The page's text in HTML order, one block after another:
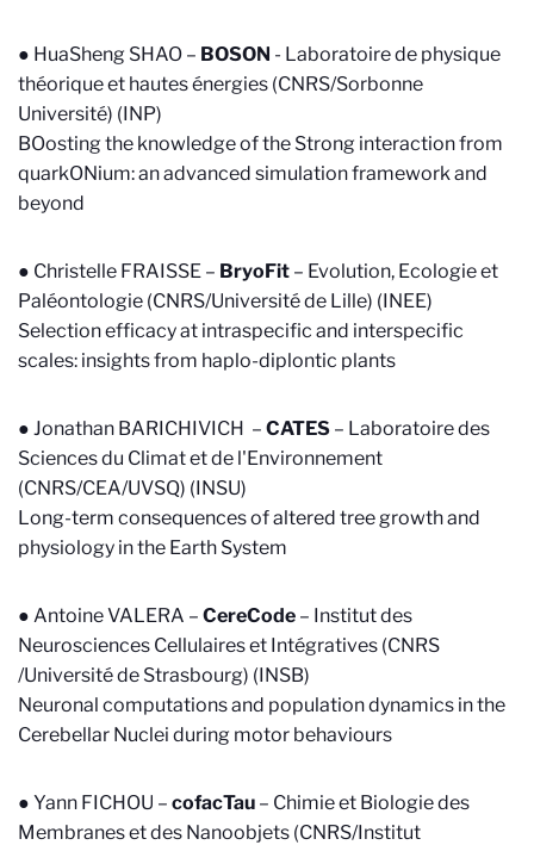
● HuaSheng SHAO – BOSON - Laboratoire de physique
théorique et hautes énergies (CNRS/Sorbonne
Université) (INP)
BOosting the knowledge of the Strong interaction from
quarkONium: an advanced simulation framework and
beyond
● Christelle FRAISSE – BryoFit – Evolution, Ecologie et
Paléontologie (CNRS/Université de Lille) (INEE)
Selection efficacy at intraspecific and interspecific
scales: insights from haplo-diplontic plants
● Jonathan BARICHIVICH – CATES – Laboratoire des
Sciences du Climat et de l'Environnement
(CNRS/CEA/UVSQ) (INSU)
Long-term consequences of altered tree growth and
physiology in the Earth System
● Antoine VALERA – CereCode – Institut des
Neurosciences Cellulaires et Intégratives (CNRS
/Université de Strasbourg) (INSB)
Neuronal computations and population dynamics in the
Cerebellar Nuclei during motor behaviours
● Yann FICHOU – cofacTau – Chimie et Biologie des
Membranes et des Nanoobjets (CNRS/Institut